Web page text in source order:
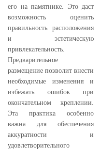
его на памятнике. Это даст
возможность оценить
правильность расположения
и эстетическую
привлекательность.
Предварительное
размещение позволит внести
необходимые изменения и
избежать ошибок при
окончательном креплении.
Эта практика особенно
важна для обеспечения
аккуратности и
удовлетворительного